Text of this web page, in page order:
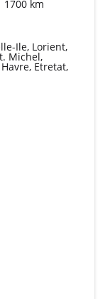
1700 km
Ile, Lorient,
Michel,
Etretat,